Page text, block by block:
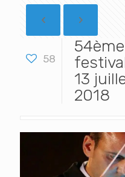
58
13
2018